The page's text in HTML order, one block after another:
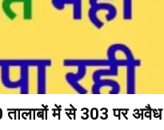
में से 303 पर अवैध